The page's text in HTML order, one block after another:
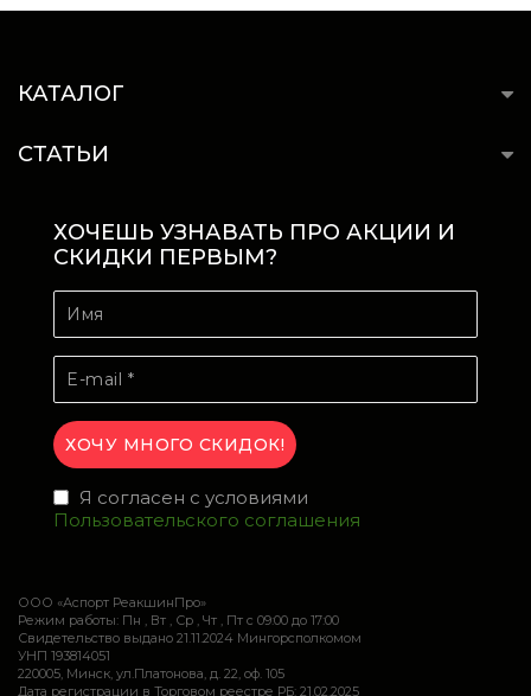
КАТАЛОГ
СТАТЬИ
ХОЧЕШЬ УЗНАВАТЬ ПРО АКЦИИ И
СКИДКИ ПЕРВЫМ?
Я согласен с условиями
Пользовательского соглашения
ООО «Аспорт РеакшинПро»
Режим работы: Пн , Вт , Ср , Чт , Пт c 09:00 до 17:00
Свидетельство выдано 21.11.2024 Мингорсполкомом
УНП 193814051
220005, Минск, ул.Платонова, д. 22, оф. 105
Дата регистрации в Торговом реестре РБ: 21.02.2025